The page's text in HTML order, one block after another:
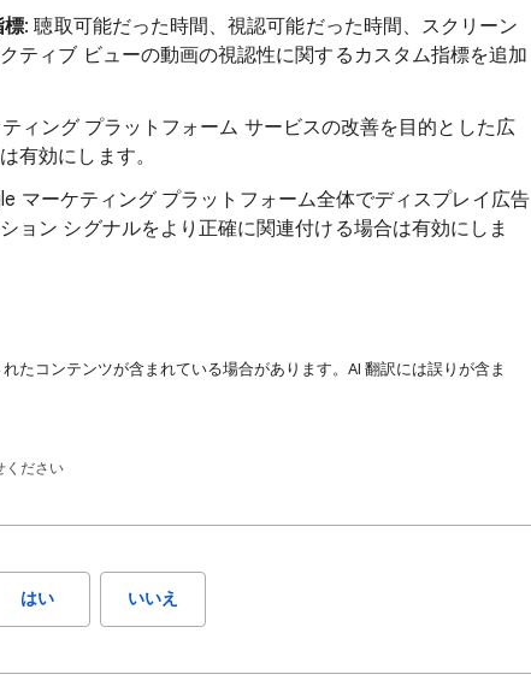
標: 聴取可能だった時間、視認可能だった時間、スクリーン
ティブ ビューの動画の視認性に関するカスタム指標を追加
ィング プラットフォーム サービスの改善を目的とした広
有効にします。
マーケティング プラットフォーム全体でディスプレイ広告
ョン シグナルをより正確に関連付ける場合は有効にしま
たコンテンツが含まれている場合があります。AI 翻訳には誤りが含ま
ください
はい いいえ